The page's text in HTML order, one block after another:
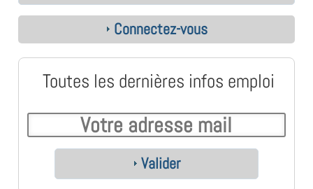
Connectez-vous
Toutes les dernières infos emploi
Valider